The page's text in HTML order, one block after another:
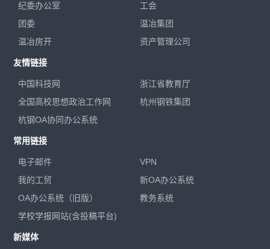
纪委办公室
工会
团委
温冶集团
温冶房开
资产管理公司
友情链接
中国科技网
浙江省教育厅
全国高校思想政治工作网
杭州钢铁集团
杭钢OA协同办公系统
常用链接
电子邮件
VPN
我的工贸
新OA办公系统
OA办公系统（旧版）
教务系统
学校学报网站(含投稿平台)
新媒体